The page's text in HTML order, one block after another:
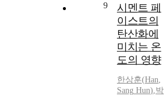
9
시멘트 페
이스트의
탄산화에
미치는 온
도의 영향
한상훈(Han,
Sang Hun),박